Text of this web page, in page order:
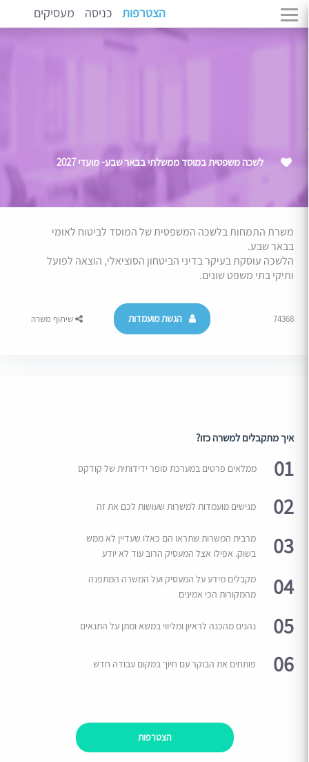
הצטרפות כניסה מעסיקים
לשכה משפטית במוסד ממשלתי בבאר שבע- מועדי 2027
משרת התמחות בלשכה המשפטית של המוסד לביטוח לאומי
בבאר שבע.
הלשכה עוסקת בעיקר בדיני הביטחון הסוציאלי, הוצאה לפועל
ותיקי בתי משפט שונים.
74368 הגשת מועמדות שיתוף משרה
איך מתקבלים למשרה כזו?
01 ממלאים פרטים במערכת סופר ידידותית של קודקס
02 מגישים מועמדות למשרות שעושות לכם את זה
03
מרבית המשרות שתראו הם כאלו שעדיין לא ממש
בשוק. אפילו אצל המעסיק הרוב עוד לא יודע
04
מקבלים מידע על המעסיק ועל המשרה המתפנה
מהמקורות הכי אמינים
05 נהנים מהכנה לראיון ומליווי במשא ומתן על התנאים
06 פותחים את הבוקר עם חיוך במקום עבודה חדש
הצטרפות